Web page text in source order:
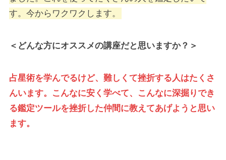
す。今からワクワクします。
＜どんな方にオススメの講座だと思いますか？＞
占星術を学んでるけど、難しくて挫折する人はたくさ
んいます。こんなに安く学べて、こんなに深掘りでき
る鑑定ツールを挫折した仲間に教えてあげようと思い
ます。